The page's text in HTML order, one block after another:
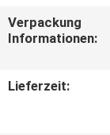
FABRIK-
AUSFLUG
Verpackung
Informationen:
Lieferzeit: